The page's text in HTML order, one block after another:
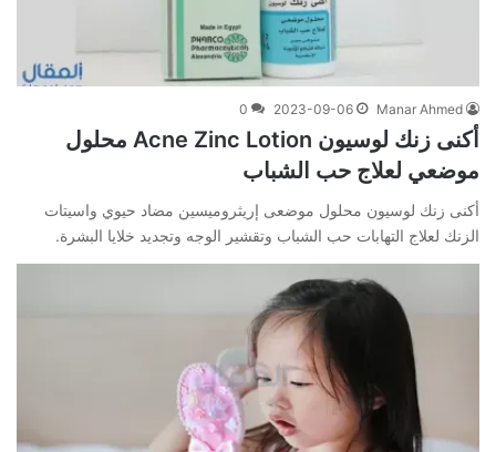
Manar Ahmed
2023-09-06
0
أكنى زنك لوسيون Acne Zinc Lotion محلول
موضعي لعلاج حب الشباب
أكنى زنك لوسيون محلول موضعى إريثروميسين مضاد حيوي واسيتات
الزنك لعلاج التهابات حب الشباب وتقشير الوجه وتجديد خلايا البشرة.